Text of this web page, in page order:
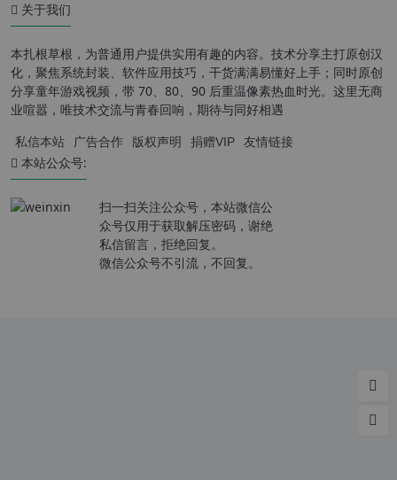
关于我们
本扎根草根，为普通用户提供实用有趣的内容。技术分享主打原创汉
化，聚焦系统封装、软件应用技巧，干货满满易懂好上手；同时原创
分享童年游戏视频，带 70、80、90 后重温像素热血时光。这里无商
业喧嚣，唯技术交流与青春回响，期待与同好相遇
私信本站 广告合作 版权声明 捐赠VIP 友情链接
本站公众号:
扫一扫关注公众号，本站微信公
众号仅用于获取解压密码，谢绝
私信留言，拒绝回复。
微信公众号不引流，不回复。